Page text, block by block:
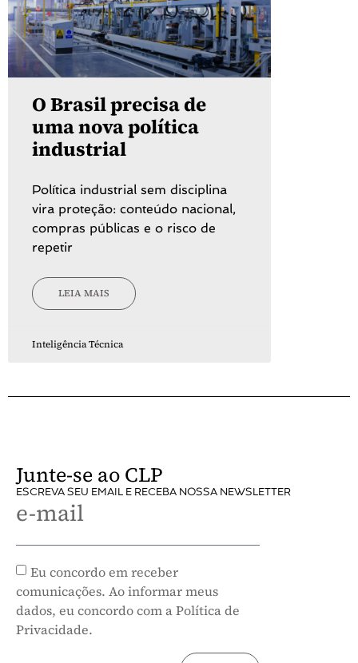
O Brasil precisa de
uma nova política
industrial
Política industrial sem disciplina
vira proteção: conteúdo nacional,
compras públicas e o risco de
repetir
LEIA MAIS
Inteligência Técnica
Junte-se ao CLP
ESCREVA SEU EMAIL E RECEBA NOSSA NEWSLETTER
e-mail
Eu concordo em receber
comunicações. Ao informar meus
dados, eu concordo com a Política de
Privacidade.